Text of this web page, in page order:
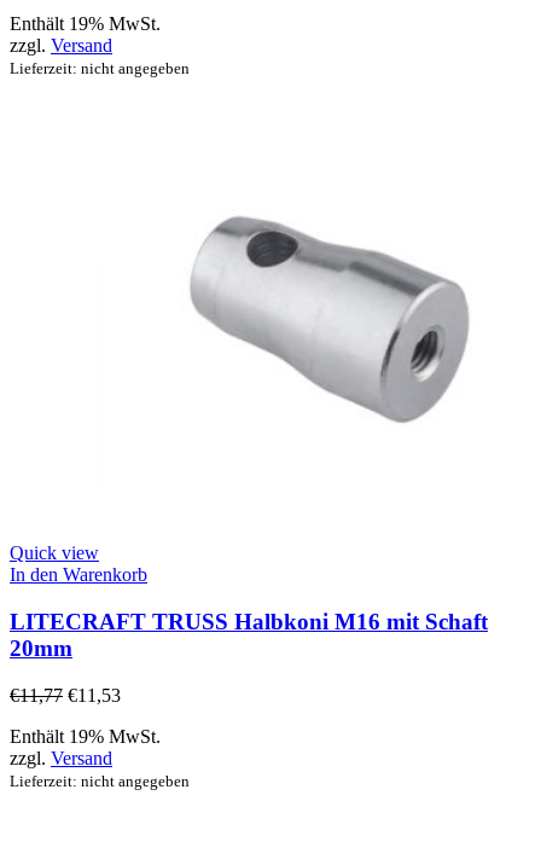
Enthält 19% MwSt.
zzgl. Versand
Lieferzeit: nicht angegeben
Quick view
In den Warenkorb
LITECRAFT TRUSS Halbkoni M16 mit Schaft
20mm
€11,77 €11,53
Enthält 19% MwSt.
zzgl. Versand
Lieferzeit: nicht angegeben